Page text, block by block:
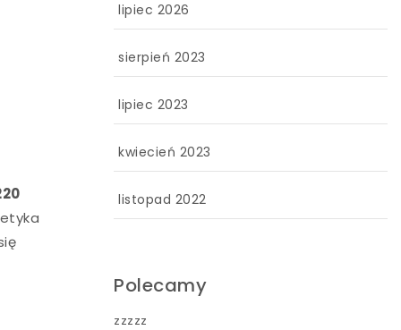
lipiec 2026
sierpień 2023
lipiec 2023
kwiecień 2023
listopad 2022
Polecamy
zzzzz